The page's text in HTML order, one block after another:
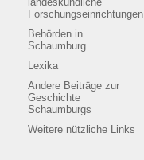
Forschungseinrichtungen
Behörden in
Schaumburg
Lexika
Andere Beiträge zur
Geschichte
Schaumburgs
Weitere nützliche Links